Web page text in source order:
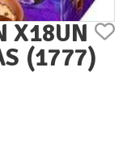
X18UN
(1777)